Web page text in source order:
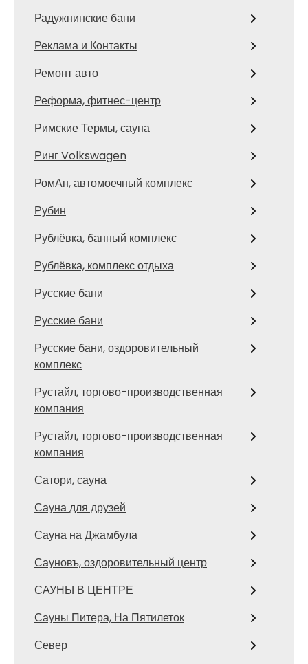
Радужнинские бани
Реклама и Контакты
Ремонт авто
Реформа, фитнес-центр
Римские Термы, сауна
Ринг Volkswagen
РомАн, автомоечный комплекс
Рубин
Рублёвка, банный комплекс
Рублёвка, комплекс отдыха
Русские бани
Русские бани
Русские бани, оздоровительный
комплекс
Рустайл, торгово-производственная
компания
Рустайл, торгово-производственная
компания
Сатори, сауна
Сауна для друзей
Сауна на Джамбула
Сауновъ, оздоровительный центр
САУНЫ В ЦЕНТРЕ
Сауны Питера, На Пятилеток
Север